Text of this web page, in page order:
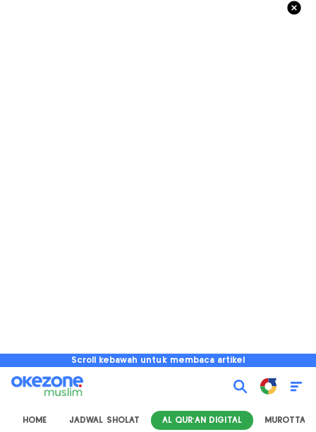
Scroll kebawah untuk membaca artikel
HOME JADWAL SHOLAT AL QUR'AN DIGITAL MUROTTAL